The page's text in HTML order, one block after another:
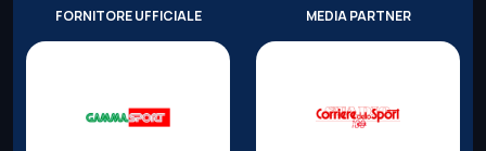
FORNITORE UFFICIALE MEDIA PARTNER